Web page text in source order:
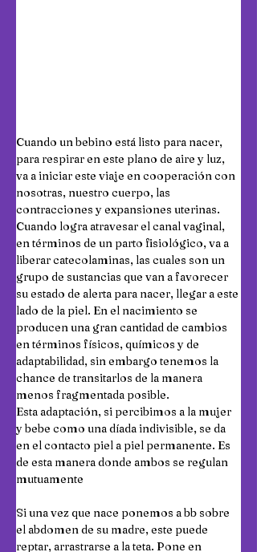
Cuando un bebino está listo para nacer,
para respirar en este plano de aire y luz,
va a iniciar este viaje en cooperación con
nosotras, nuestro cuerpo, las
contracciones y expansiones uterinas.
Cuando logra atravesar el canal vaginal,
en términos de un parto fisiológico, va a
liberar catecolaminas, las cuales son un
grupo de sustancias que van a favorecer
su estado de alerta para nacer, llegar a este
lado de la piel. En el nacimiento se
producen una gran cantidad de cambios
en términos físicos, químicos y de
adaptabilidad, sin embargo tenemos la
chance de transitarlos de la manera
menos fragmentada posible.
Esta adaptación, si percibimos a la mujer
y bebe como una díada indivisible, se da
en el contacto piel a piel permanente. Es
de esta manera donde ambos se regulan
mutuamente
Si una vez que nace ponemos a bb sobre
el abdomen de su madre, este puede
reptar, arrastrarse a la teta. Pone en